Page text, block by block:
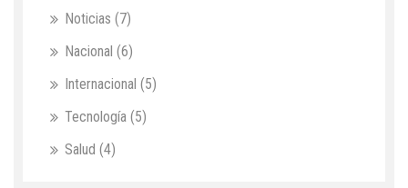
Noticias (7)
Nacional (6)
Internacional (5)
Tecnología (5)
Salud (4)